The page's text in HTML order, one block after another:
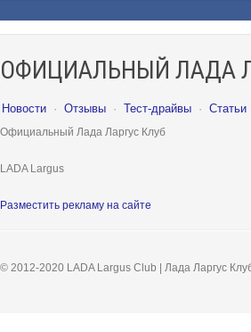
ОФИЦИАЛЬНЫЙ ЛАДА
Новости · Отзывы · Тест-драйвы · Статьи
Официальный Лада Ларгус Клуб
LADA Largus
Разместить рекламу на сайте
© 2012-2020 LADA Largus Club | Лада Ларгус